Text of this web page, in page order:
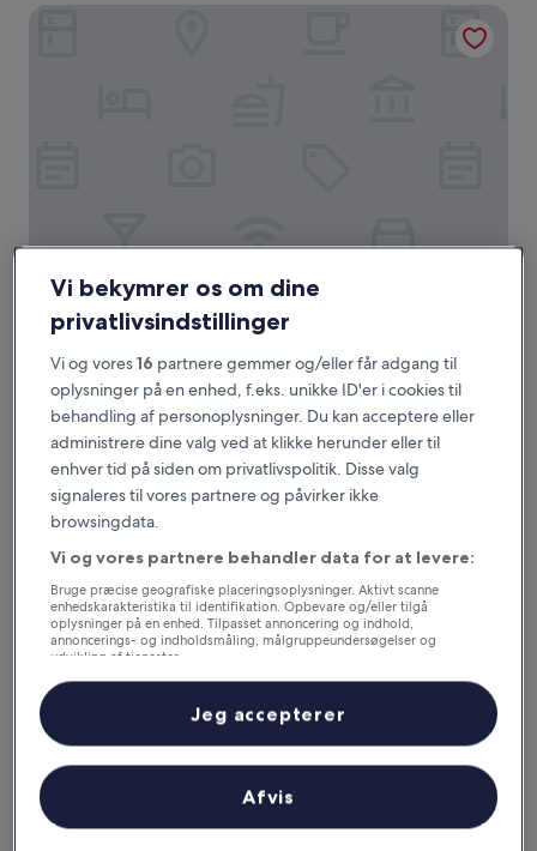
anmeldelser)
Vinpearl Beachfront Nha Trang
Vinpearl Beachfront Nha Trang
5.0-
stjernet
overnatningssted
Trần Phú Strand
9.0
ud
10,
Fremragende,
(954
anmeldelser)
9,0/10 Fremragende (954 anmeldelser)
Prisen
er
486 kr.
486 kr.
inkluderer skatter og gebyrer
5. sep. - 6. sep.
Fusion Resort Cam Ranh
Fusion Resort Cam Ranh
Fusion Resort Cam Ranh
Vi bekymrer os om dine
privatlivsindstillinger
Vi og vores16 partnere gemmer og/eller får adgang til
oplysninger på en enhed, f.eks. unikke ID'er i cookies til
behandling af personoplysninger. Du kan acceptere eller
administrere dine valg ved at klikke herunder eller til
enhver tid på siden om privatlivspolitik. Disse valg
signaleres til vores partnere og påvirker ikke
browsingdata.
Vi og vores partnere behandler data for at levere:
Bruge præcise geografiske placeringsoplysninger. Aktivt scanne
enhedskarakteristika til identifikation. Opbevare og/eller tilgå
oplysninger på en enhed. Tilpasset annoncering og indhold,
annoncerings- og indholdsmåling, målgruppeundersøgelser og
udvikling af tjenester.
Liste over partnere (leverandører)
Afvis
Jeg accepterer